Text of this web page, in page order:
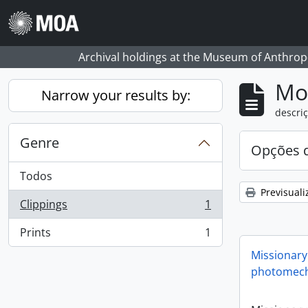
Skip to main content
Archival holdings at the Museum of
Narrow your results by:
Genre
Todos
Clippings
, 1 resultados
1
Prints
, 1 resultados 1
Opções